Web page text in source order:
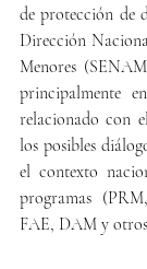
de protección de
Dirección
Menores
principalmente
relacionado con
los posibles
el contexto
programas
FAE, DAM y